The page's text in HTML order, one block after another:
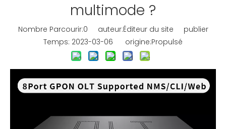
multimode ?
Nombre Parcourir:0 auteur:Éditeur du site publier
Temps: 2023-03-06 origine:Propulsé